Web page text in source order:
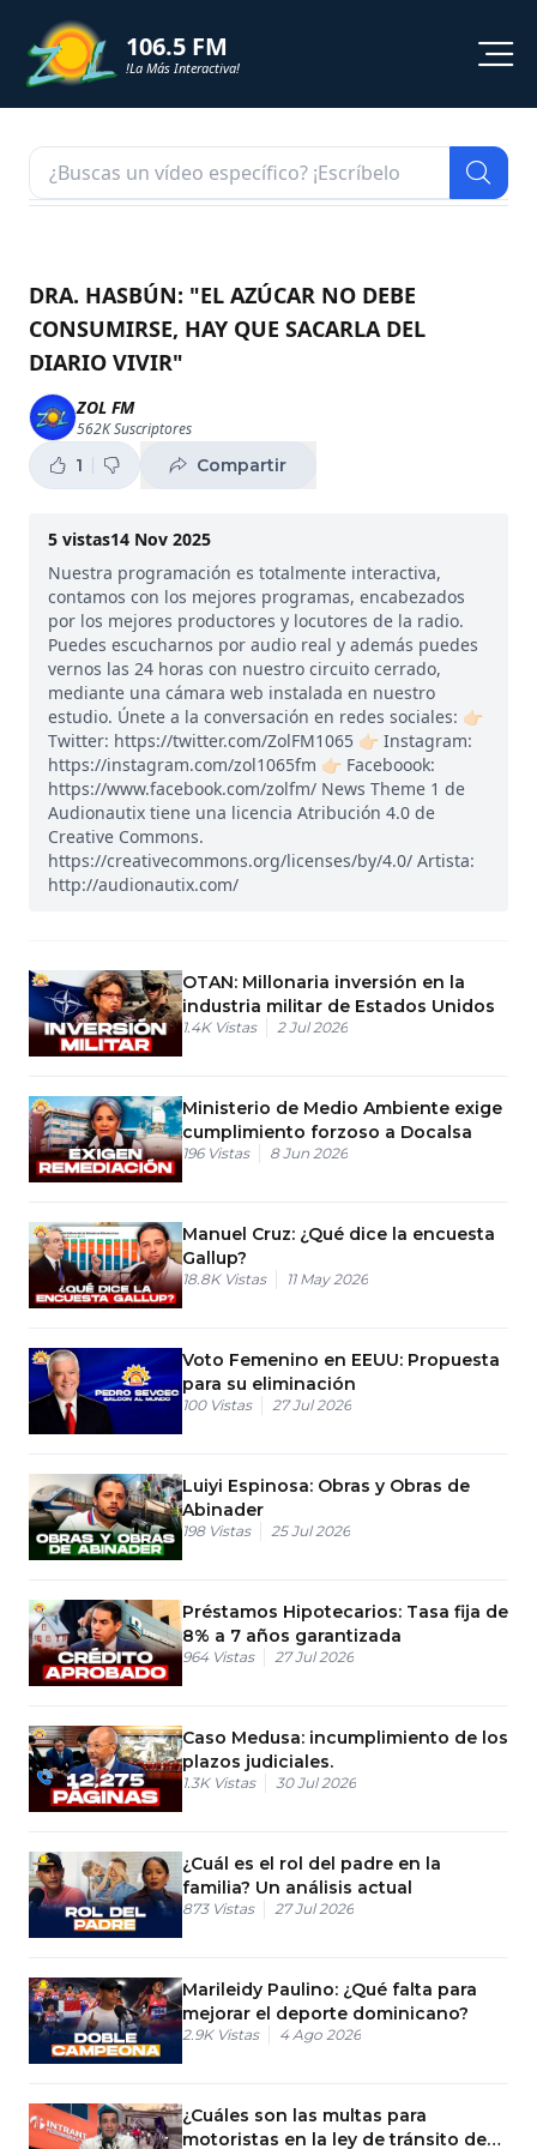
106.5 FM
!La Más Interactiva!
NOTICIAS
SHORTS
PODCAST
ZOL TV
DRA. HASBÚN: "EL AZÚCAR NO DEBE
CONSUMIRSE, HAY QUE SACARLA DEL
DIARIO VIVIR"
ZOL FM
562KSuscriptores
1 Compartir
5 vistas14 Nov 2025
Nuestra programación es totalmente interactiva,
contamos con los mejores programas, encabezados
por los mejores productores y locutores de la radio.
Puedes escucharnos por audio real y además puedes
vernos las 24 horas con nuestro circuito cerrado,
mediante una cámara web instalada en nuestro
estudio. Únete a la conversación en redes sociales: 👉🏻
Twitter: https://twitter.com/ZolFM1065 👉🏻 Instagram:
https://instagram.com/zol1065fm 👉🏻 Faceboook:
https://www.facebook.com/zolfm/ News Theme 1 de
Audionautix tiene una licencia Atribución 4.0 de
Creative Commons.
https://creativecommons.org/licenses/by/4.0/ Artista:
http://audionautix.com/
OTAN: Millonaria inversión en la
industria militar de Estados Unidos
1.4K Vistas 2 Jul 2026
Ministerio de Medio Ambiente exige
cumplimiento forzoso a Docalsa
196 Vistas 8 Jun 2026
Manuel Cruz: ¿Qué dice la encuesta
Gallup?
18.8K Vistas 11 May 2026
Voto Femenino en EEUU: Propuesta
para su eliminación
100 Vistas 27 Jul 2026
Luiyi Espinosa: Obras y Obras de
Abinader
198 Vistas 25 Jul 2026
Préstamos Hipotecarios: Tasa fija de
8% a 7 años garantizada
964 Vistas 27 Jul 2026
Caso Medusa: incumplimiento de los
plazos judiciales.
1.3K Vistas 30 Jul 2026
¿Cuál es el rol del padre en la
familia? Un análisis actual
873 Vistas 27 Jul 2026
Marileidy Paulino: ¿Qué falta para
mejorar el deporte dominicano?
2.9K Vistas 4 Ago 2026
¿Cuáles son las multas para
motoristas en la ley de tránsito de